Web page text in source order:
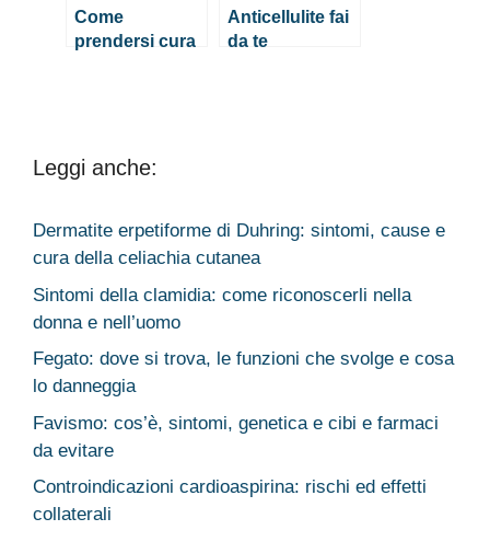
Come
prendersi cura
individuale
Anticellulite fai
da te
Leggi anche:
Dermatite erpetiforme di Duhring: sintomi, cause e
cura della celiachia cutanea
Sintomi della clamidia: come riconoscerli nella
donna e nell’uomo
Fegato: dove si trova, le funzioni che svolge e cosa
lo danneggia
Favismo: cos’è, sintomi, genetica e cibi e farmaci
da evitare
Controindicazioni cardioaspirina: rischi ed effetti
collaterali